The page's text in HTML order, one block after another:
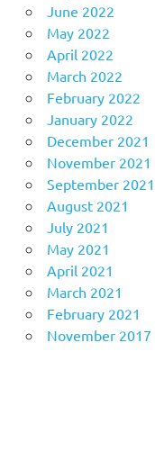
June 2022
May 2022
April 2022
March 2022
February 2022
January 2022
December 2021
November 2021
September 2021
August 2021
July 2021
May 2021
April 2021
March 2021
February 2021
November 2017